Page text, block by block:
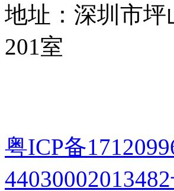
地址：深圳市
201室
粤ICP备